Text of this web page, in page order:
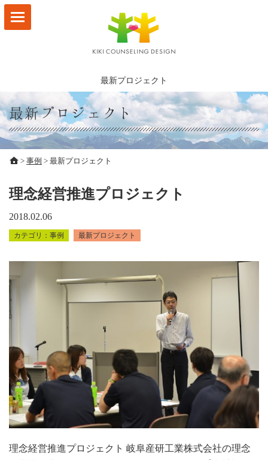
最新プロジェクト
最新プロジェクト
> 事例 > 最新プロジェクト
理念経営推進プロジェクト
2018.02.06
事例 最新プロジェクト
理念経営推進プロジェクト 岐阜産研工業株式会社の理念
林なつ子 プロフィール
お客様の声
ビジョンマップ
会社概要